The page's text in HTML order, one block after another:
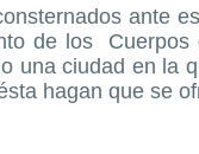
ante
de los
Cuerpos
una ciudad en la
hagan que se